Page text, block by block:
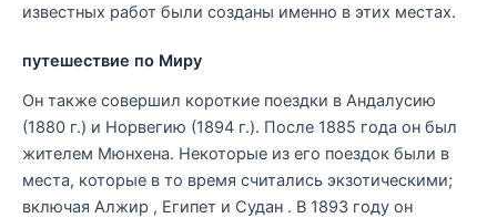
известных работ были созданы именно в этих местах.
путешествие по Миру
Он также совершил короткие поездки в Андалусию
(1880 г.) и Норвегию (1894 г.). После 1885 года он был
жителем Мюнхена. Некоторые из его поездок были в
места, которые в то время считались экзотическими;
включая Алжир , Египет и Судан . В 1893 году он